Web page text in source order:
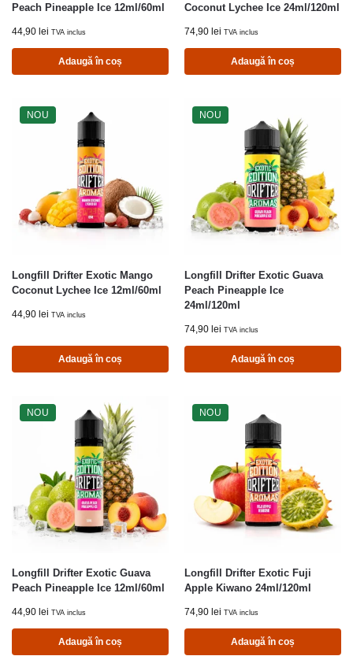
Peach Pineapple Ice 12ml/60ml
44,90 lei TVA inclus
Adaugă în coș
Coconut Lychee Ice 24ml/120ml
74,90 lei TVA inclus
Adaugă în coș
NOU
Longfill Drifter Exotic Mango
Coconut Lychee Ice 12ml/60ml
44,90 lei TVA inclus
Adaugă în coș
NOU
Longfill Drifter Exotic Guava
Peach Pineapple Ice
24ml/120ml
74,90 lei TVA inclus
Adaugă în coș
NOU
Longfill Drifter Exotic Guava
Peach Pineapple Ice 12ml/60ml
44,90 lei TVA inclus
Adaugă în coș
NOU
Longfill Drifter Exotic Fuji
Apple Kiwano 24ml/120ml
74,90 lei TVA inclus
Adaugă în coș